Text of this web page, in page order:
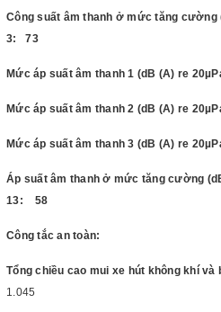
Công suất âm thanh ở mức tăng cường
3: 73
Mức áp suất âm thanh 1 (dB (A) re
Mức áp suất âm thanh 2 (dB (A) re
Mức áp suất âm thanh 3 (dB (A) re
Áp suất âm thanh ở mức tăng cường
13: 58
Công tắc an toàn:
Tổng chiều cao mui xe hút không khí
1.045